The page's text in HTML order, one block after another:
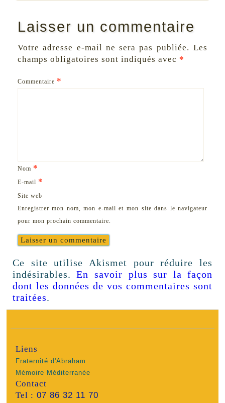
Laisser un commentaire
Votre adresse e-mail ne sera pas publiée. Les
champs obligatoires sont indiqués avec *
Commentaire *
Nom *
E-mail *
Site web
Enregistrer mon nom, mon e-mail et mon site dans le navigateur
pour mon prochain commentaire.
Ce site utilise Akismet pour réduire les
indésirables.En savoir plus sur la façon
dont les données de vos commentaires sont
traitées.
Liens
Fraternité d'Abraham
Mémoire Méditerranée
Contact
Tel : 07 86 32 11 70